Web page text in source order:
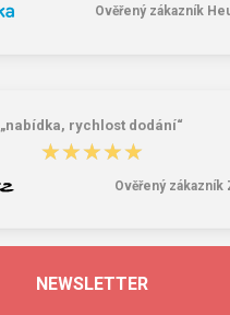
Ověřený zákazník
„nabídka, rychlost dodání“
★★★★★
★★★★★
Ověřený zákazník
NEWSLETTER